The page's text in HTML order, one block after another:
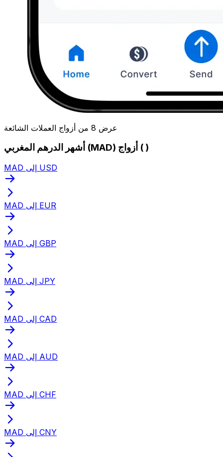
عرض 8 من أزواج العملات الشائعة
أشهر الدرهم المغربي (MAD) أزواج ( )
MAD إلى USD
MAD إلى EUR
MAD إلى GBP
MAD إلى JPY
MAD إلى CAD
MAD إلى AUD
MAD إلى CHF
MAD إلى CNY